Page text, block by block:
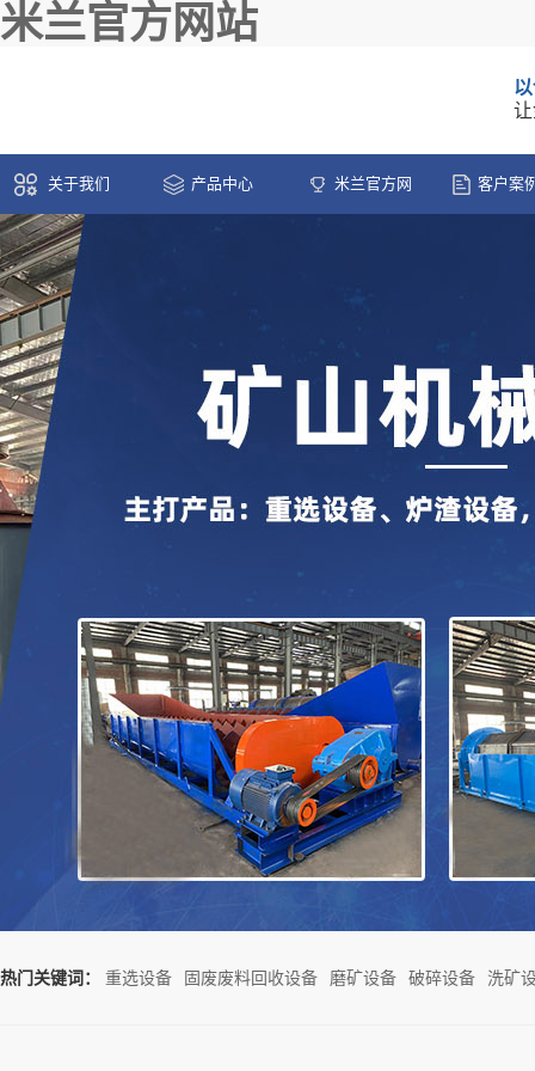
米兰官方网站
关于我们 产品中心 米兰官方网 客户案
热门关键词： 重选设备 固废废料回收设备 磨矿设备 破碎设备 洗矿